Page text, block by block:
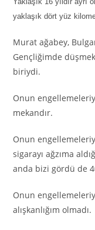
yaklaşık dört yüz
Murat ağabey,
Gençliğimde
biriydi.
Onun
mekandır.
Onun
sigarayı ağzıma
anda bizi gördü de
Onun
alışkanlığım olmadı.